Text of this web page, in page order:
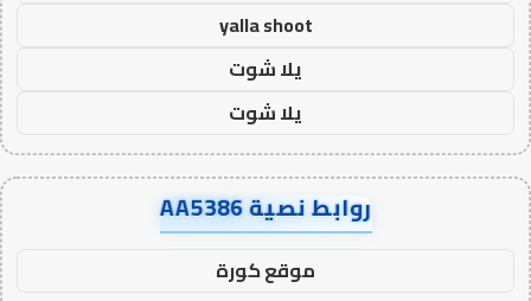
yalla shoot
يلا شوت
يلا شوت
روابط نصية AA5386
موقع كورة